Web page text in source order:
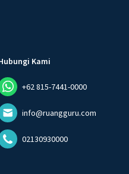
Kami
+62 815-7441-0000
info@ruangguru.com
02130930000